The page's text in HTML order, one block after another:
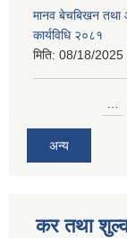
मानव बेचबिखन तथा
कार्यविधि २०८१
मिति: 08/18/2025
…
अन्य
कर तथा